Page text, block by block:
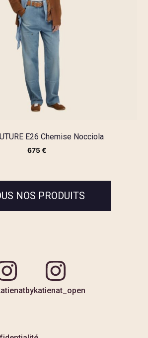
E26 Chemise Nocciola
675€
NOS PRODUITS
bykatienat_open